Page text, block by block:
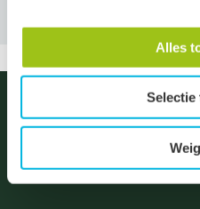
Alles
Selectie
Wil je met jouw team
Het is mogelijk om samen met
bijscholing. Zo kan jij, enkel met
aromatherapie in de zorg. Neem
geschikte datum en informeer